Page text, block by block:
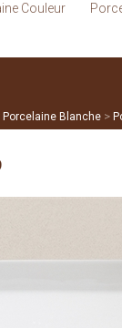
Couleur
Porcelaine Blanche >